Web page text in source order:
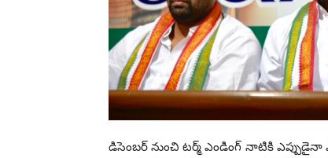
డిసెంబర్‌ నుంచి టర్మ్‌ ఎండింగ్‌ నాటికి ఎప్పుడైనా